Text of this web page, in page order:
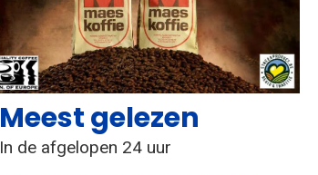
Meest gelezen
In de afgelopen 24 uur